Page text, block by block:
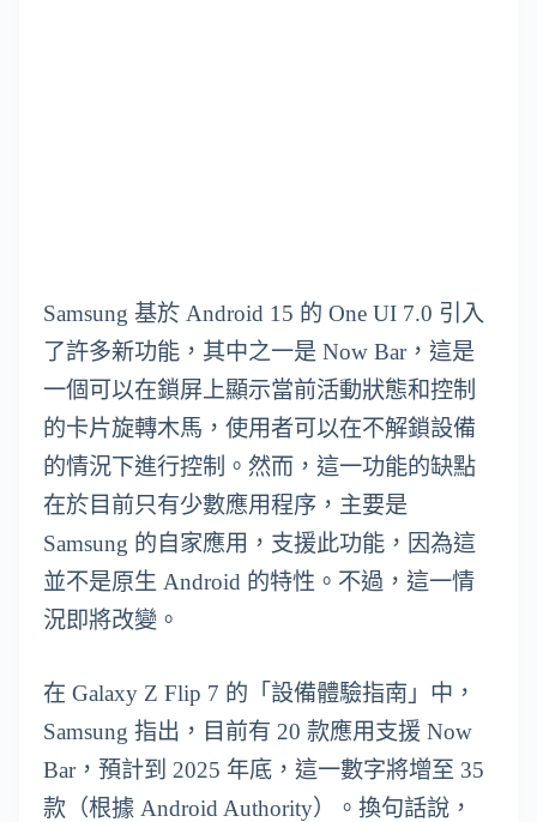
Samsung 基於 Android 15 的 One UI 7.0 引入
了許多新功能，其中之一是 Now Bar，這是
一個可以在鎖屏上顯示當前活動狀態和控制
的卡片旋轉木馬，使用者可以在不解鎖設備
的情況下進行控制。然而，這一功能的缺點
在於目前只有少數應用程序，主要是
Samsung 的自家應用，支援此功能，因為這
並不是原生 Android 的特性。不過，這一情
況即將改變。
在 Galaxy Z Flip 7 的「設備體驗指南」中，
Samsung 指出，目前有 20 款應用支援 Now
Bar，預計到 2025 年底，這一數字將增至 35
款（根據 Android Authority）。換句話說，